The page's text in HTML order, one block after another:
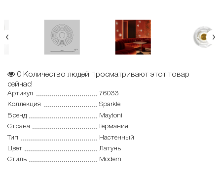
0 Количество людей просматривают этот товар
сейчас!
Артикул
76033
Коллекция
Sparkle
Бренд
Maytoni
Страна
Германия
Тип
Настенный
Цвет
Латунь
Стиль
Modern